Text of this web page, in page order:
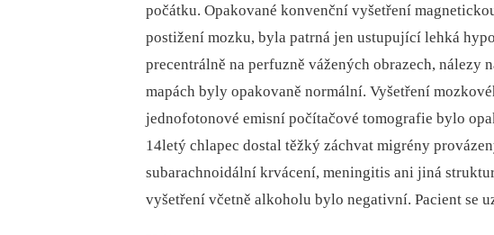
počátku. Opakované konvenční vyšetření
postižení mozku, byla patrná jen ustupující lehká
precentrálně na perfuzně vážených obrazech, nálezy
mapách byly opakovaně normální. Vyšetření
jednofotonové emisní počítačové tomografie bylo
14letý chlapec dostal těžký záchvat migrény
subarachnoidální krvácení, meningitis ani jiná
vyšetření včetně alkoholu bylo negativní. Pacient se